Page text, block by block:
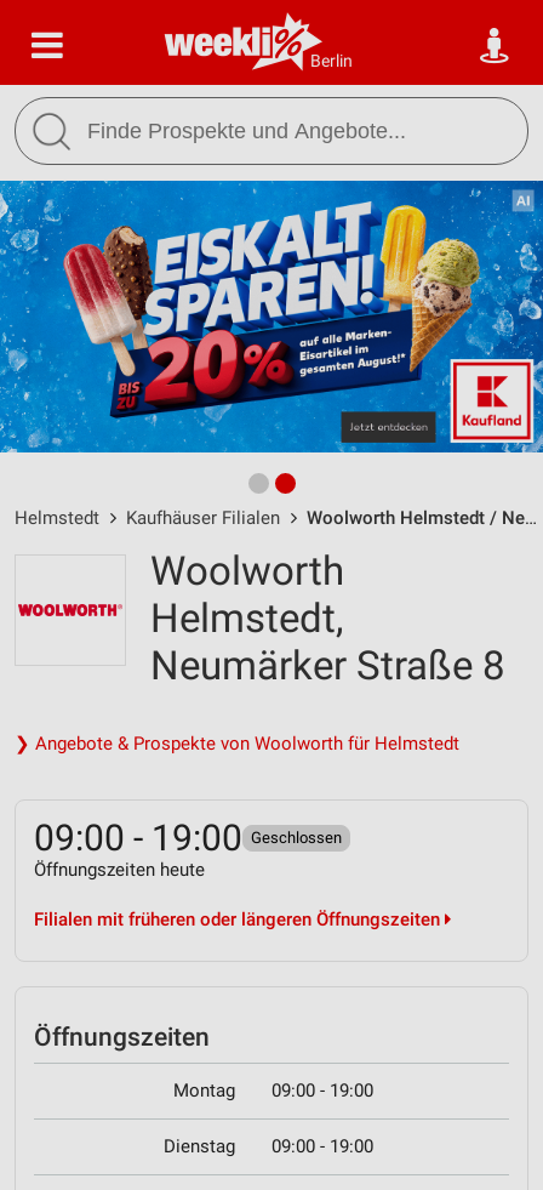
Berlin
Helmstedt Kaufhäuser Filialen Woolworth Helmstedt / Neumärker Straße 8 - Öffnungszeiten & Adresse
Woolworth
Helmstedt,
Neumärker Straße 8
❯ Angebote & Prospekte von Woolworth für Helmstedt
09:00 - 19:00 Geschlossen
Öffnungszeiten heute
Filialen mit früheren oder längeren Öffnungszeiten
Öffnungszeiten
Montag 09:00 - 19:00
Dienstag 09:00 - 19:00